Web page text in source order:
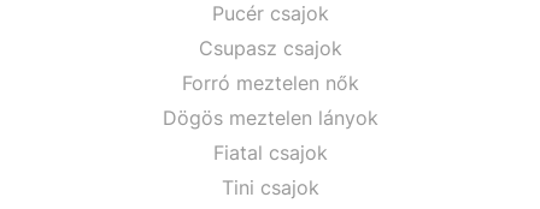
Pucér csajok
Csupasz csajok
Forró meztelen nők
Dögös meztelen lányok
Fiatal csajok
Tini csajok